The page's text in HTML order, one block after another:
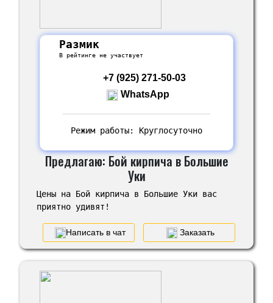
Размик
В рейтинге не участвует
+7 (925) 271-50-03
WhatsApp
Режим работы: Круглосуточно
Предлагаю: Бой кирпича в Большие
Уки
Цены на Бой кирпича в Большие Уки вас
приятно удивят!
Написать в чат Заказать